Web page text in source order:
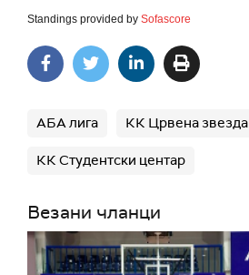
Standings provided by Sofascore
АБА лига КК Црвена звезда
КК Студентски центар
Везани чланци